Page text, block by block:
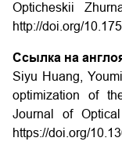
Opticheskii
http://doi.org/
Ссылка на
Siyu Huang,
optimization of
Journal of
https://doi.org/